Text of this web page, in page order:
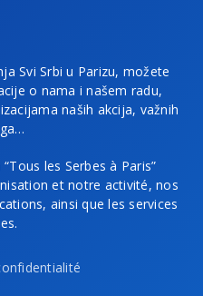
Svi Srbi u Parizu, možete
o nama i našem radu,
naših akcija, važnih
les Serbes à Paris”
et notre activité, nos
ainsi que les services